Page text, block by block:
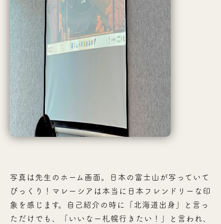
写真は先生のホーム画面。日本の富士山が写っていて
びっくり！マレーシアは本当に日本フレンドリーな印
象を感じます。自己紹介の時に「北海道出身」と言っ
ただけでも、「いいなー札幌行きたい！」と言われ、